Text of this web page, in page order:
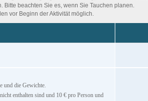
Bitte beachten Sie es, wenn Sie Tauchen planen.
vor Beginn der Aktivität möglich.
und die Gewichte.
enthalten sind und 10 € pro Person und